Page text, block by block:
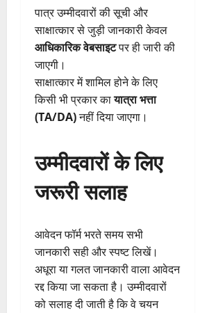
पात्र उम्मीदवारों की सूची और
साक्षात्कार से जुड़ी जानकारी केवल
आधिकारिक वेबसाइटपर ही जारी की
जाएगी।
साक्षात्कार में शामिल होने के लिए
किसी भी प्रकार कायात्रा भत्ता
(TA/DA)नहीं दिया जाएगा।
उम्मीदवारों के लिए
जरूरी सलाह
आवेदन फॉर्म भरते समय सभी
जानकारी सही और स्पष्ट लिखें।
अधूरा या गलत जानकारी वाला आवेदन
रद्द किया जा सकता है। उम्मीदवारों
को सलाह दी जाती है कि वे चयन